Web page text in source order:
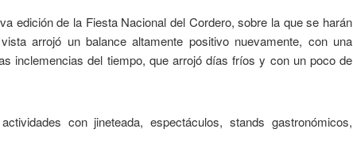
edición de la Fiesta Nacional del Cordero, sobre la que se harán
arrojó un balance altamente positivo nuevamente, con una
inclemencias del tiempo, que arrojó días fríos y con un poco de
con jineteada, espectáculos, stands gastronómicos,